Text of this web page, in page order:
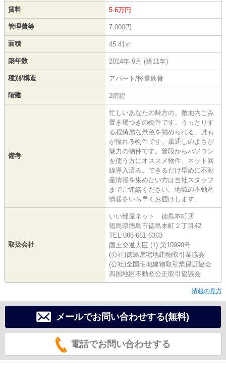
賃料 5.6万円
管理費等 7,000円
面積 45.41㎡
築年数 2014年 9月 (築11年)
種別/構造 アパート/軽量鉄骨
階建 2階建
備考
忙しいあなたの味方の、敷地内ごみ
置き場つきの物件です。うっとりす
る程綺麗な景色を眺められる、誰も
が憧れる物件です。風通しのよさが
魅力の物件です。普段からパソコン
を使う方にオススメ物件、ネット回
線導入済み。できるだけ早めに不動
産情報を集めたい方は当社スタッフ
までご連絡ください。地域の不動産
情報をいち早くお届けします。
取扱会社
いい部屋ネット 徳島本町店
徳島県徳島市徳島本町２丁目42
TEL:088-661-6363
国土交通大臣 (1) 第10990号
(公社)徳島県宅地建物取引業協会
(公社)全国宅地建物取引業保証協会
四国地区不動産公正取引協議会
情報の見方
メールでお問い合わせする(無料)
電話でお問い合わせする